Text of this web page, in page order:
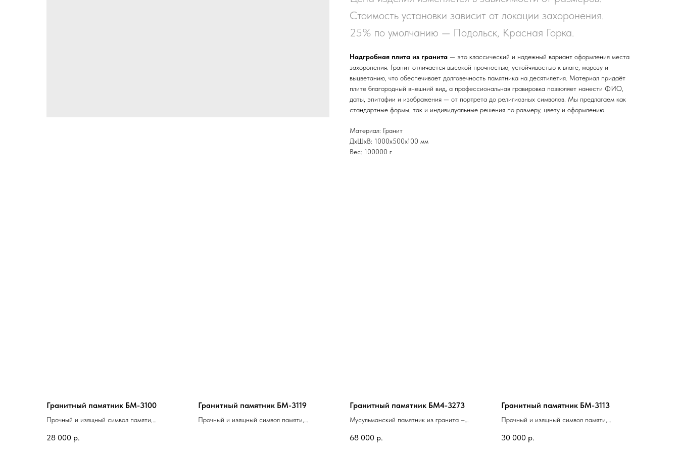
Стоимость установки зависит от локации захоронения.
25% по умолчанию — Подольск, Красная Горка.
Надгробная плита из гранита — это классический и надежный вариант оформления места
захоронения. Гранит отличается высокой прочностью, устойчивостью к влаге, морозу и
выцветанию, что обеспечивает долговечность памятника на десятилетия. Материал придаёт
плите благородный внешний вид, а профессиональная гравировка позволяет нанести ФИО,
даты, эпитафии и изображения — от портрета до религиозных символов. Мы предлагаем как
стандартные формы, так и индивидуальные решения по размеру, цвету и оформлению.
Материал: Гранит
ДxШxВ: 1000x500x100 мм
Вес: 100000 г
Гранитный памятник БМ-3100
Прочный и изящный символ памяти,
близком человеке на долгие годы
28 000 р.
Гранитный памятник БМ-3119
Прочный и изящный символ памяти,
Гранитный памятник БМ4-3273
Мусульманский памятник из гранита –
памяти усопших, соответствующий
68 000 р.
Гранитный памятник БМ-3113
Прочный и изящный символ памяти,
близком человеке на долгие годы
30 000 р.